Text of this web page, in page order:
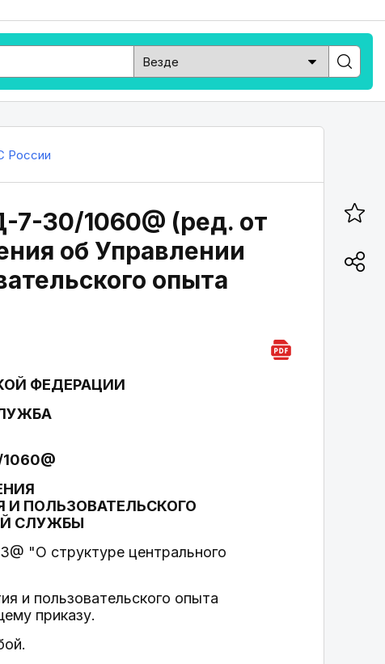
России
7-30/1060@ (ред. от
об Управлении
опыта
ФЕДЕРАЦИИ
И ПОЛЬЗОВАТЕЛЬСКОГО
СЛУЖБЫ
"О структуре центрального
и пользовательского опыта
приказу.